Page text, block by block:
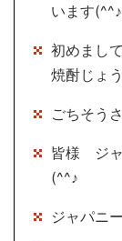
います(^^♪
初めまし
焼酎じょ
ごちそう
皆様 ジャ
(^^♪
ジャパニ